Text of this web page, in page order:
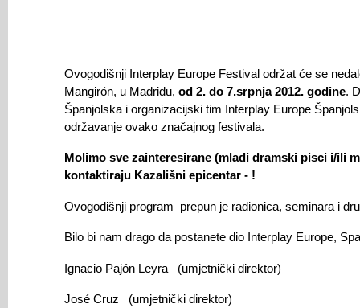
Ovogodišnji Interplay Europe Festival održat će se
Mangirón, u Madridu, od 2. do 7.srpnja 2012. godine.
Španjolska i organizacijski tim Interplay Europe
održavanje ovako značajnog festivala.
Molimo sve zainteresirane (mladi dramski pisci i/ili
kontaktiraju Kazališni epicentar - !
Ovogodišnji program prepun je radionica, seminara i
Bilo bi nam drago da postanete dio Interplay Europe,
Ignacio Pajón Leyra (umjetnički direktor)
José Cruz (umjetnički direktor)